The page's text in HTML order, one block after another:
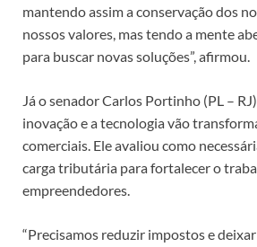
mantendo assim a conservação dos
nossos valores, mas tendo a mente
para buscar novas soluções”, afirmou.
Já o senador Carlos Portinho (PL –
inovação e a tecnologia vão
comerciais. Ele avaliou como
carga tributária para fortalecer o
empreendedores.
“Precisamos reduzir impostos e